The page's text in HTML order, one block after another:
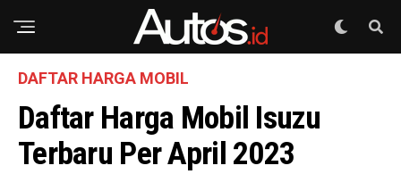
DAFTAR HARGA MOBIL
Daftar Harga Mobil Isuzu
Terbaru Per April 2023